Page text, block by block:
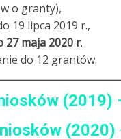
o granty),
19 lipca 2019 r.,
27 maja 2020 r.
do 12 grantów.
(2019)